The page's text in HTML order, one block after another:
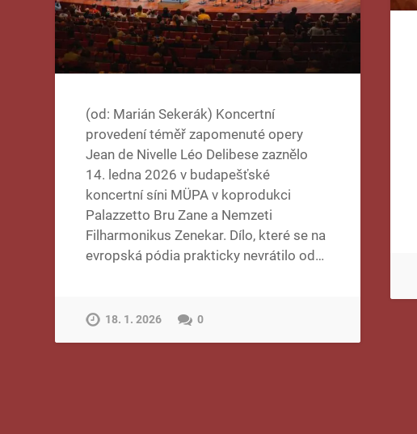
(od: Marián Sekerák) Koncertní
provedení téměř zapomenuté opery
Jean de Nivelle Léo Delibese zaznělo
14. ledna 2026 v budapešťské
koncertní síni MÜPA v koprodukci
Palazzetto Bru Zane a Nemzeti
Filharmonikus Zenekar. Dílo, které se na
evropská pódia prakticky nevrátilo od…
18. 1. 2026 0